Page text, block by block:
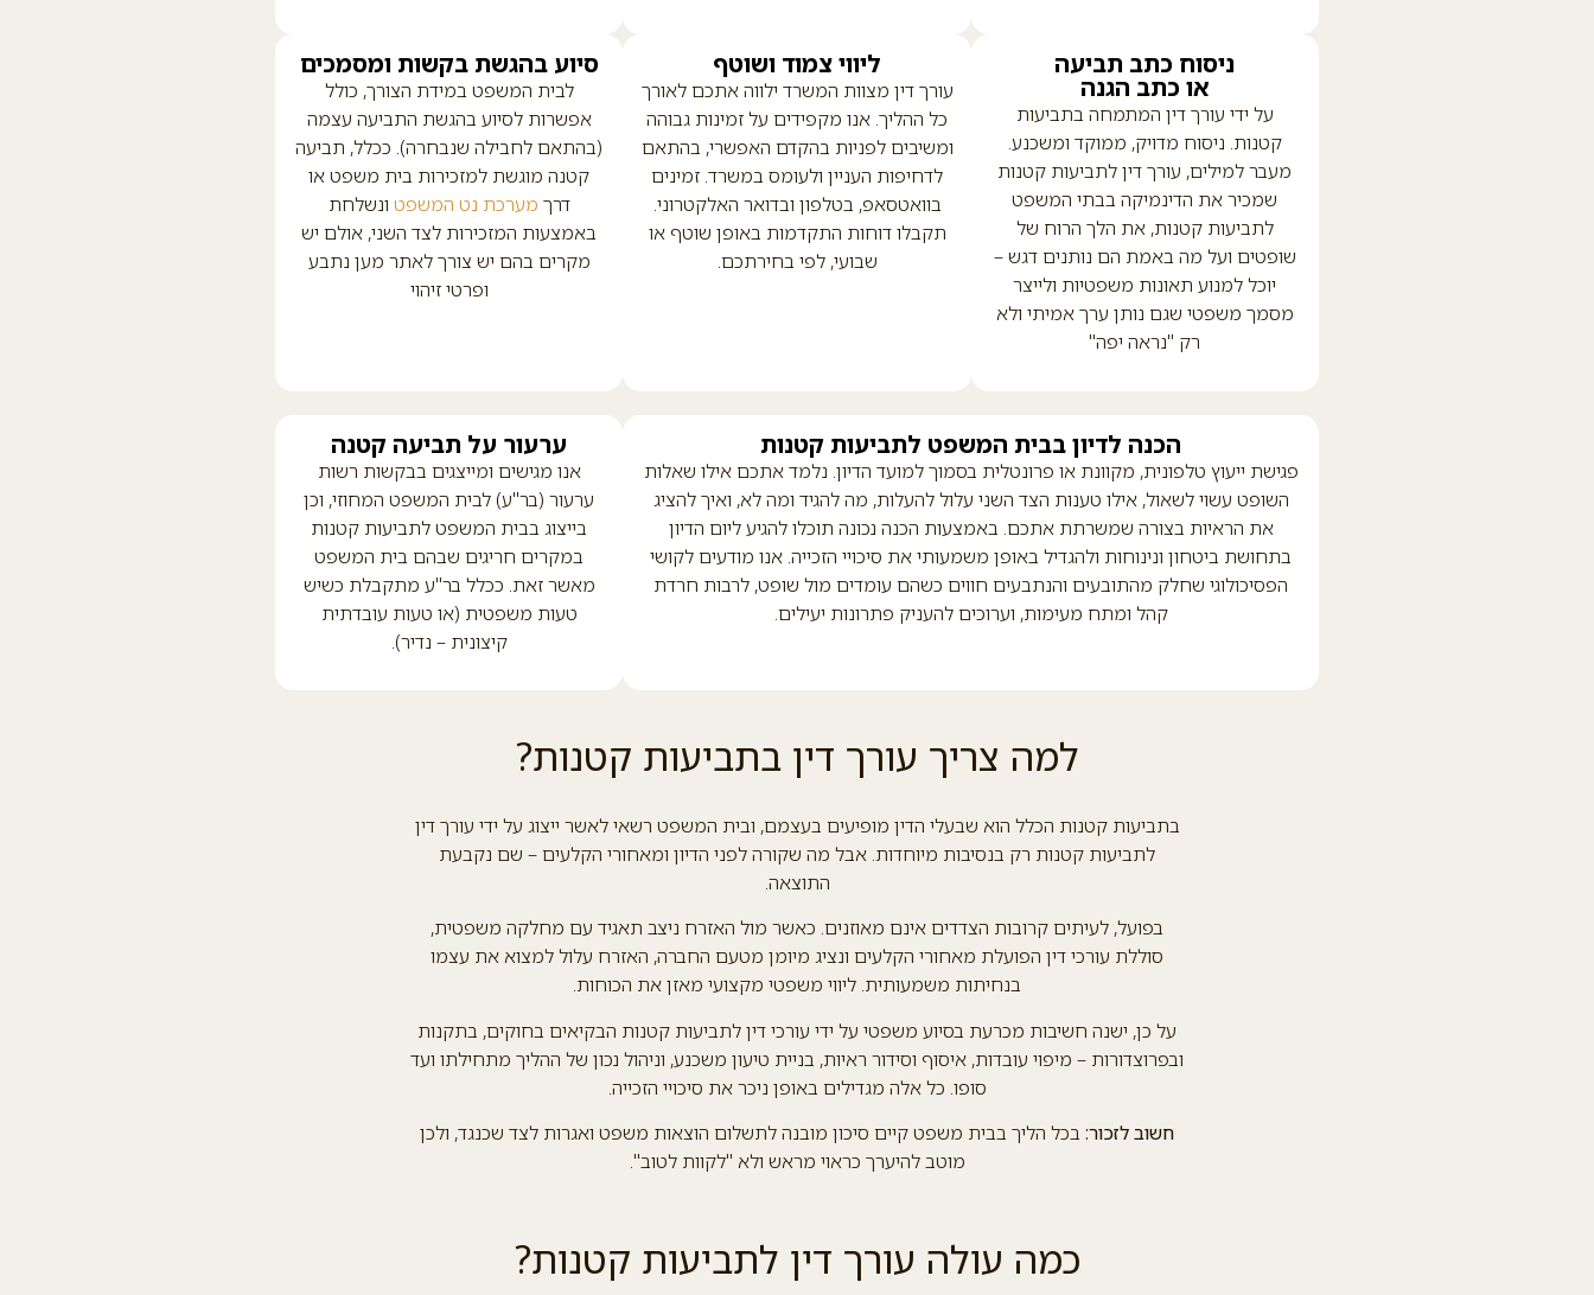
ניסוח כתב תביעה
או כתב הגנה
על ידי עורך דין המתמחה בתביעות
קטנות. ניסוח מדויק, ממוקד ומשכנע.
מעבר למילים, עורך דין לתביעות קטנות
שמכיר את הדינמיקה בבתי המשפט
לתביעות קטנות, את הלך הרוח של
שופטים ועל מה באמת הם נותנים דגש –
יוכל למנוע תאונות משפטיות ולייצר
מסמך משפטי שגם נותן ערך אמיתי ולא
רק "נראה יפה"
ליווי צמוד ושוטף
עורך דין מצוות המשרד ילווה אתכם לאורך
כל ההליך. אנו מקפידים על זמינות גבוהה
ומשיבים לפניות בהקדם האפשרי, בהתאם
לדחיפות העניין ולעומס במשרד. זמינים
בוואטסאפ, בטלפון ובדואר האלקטרוני.
תקבלו דוחות התקדמות באופן שוטף או
שבועי, לפי בחירתכם.
סיוע בהגשת בקשות ומסמכים
לבית המשפט במידת הצורך, כולל
אפשרות לסיוע בהגשת התביעה עצמה
(בהתאם לחבילה שנבחרה). ככלל, תביעה
קטנה מוגשת למזכירות בית משפט או
דרך מערכת נט המשפט ונשלחת
באמצעות המזכירות לצד השני, אולם יש
מקרים בהם יש צורך לאתר מען נתבע
ופרטי זיהוי
הכנה לדיון בבית המשפט לתביעות קטנות
פגישת ייעוץ טלפונית, מקוונת או פרונטלית בסמוך למועד הדיון. נלמד אתכם אילו שאלות
השופט עשוי לשאול, אילו טענות הצד השני עלול להעלות, מה להגיד ומה לא, ואיך להציג
את הראיות בצורה שמשרתת אתכם. באמצעות הכנה נכונה תוכלו להגיע ליום הדיון
בתחושת ביטחון ונינוחות ולהגדיל באופן משמעותי את סיכויי הזכייה. אנו מודעים לקושי
הפסיכולוגי שחלק מהתובעים והנתבעים חווים כשהם עומדים מול שופט, לרבות חרדת
קהל ומתח מעימות, וערוכים להעניק פתרונות יעילים.
ערעור על תביעה קטנה
אנו מגישים ומייצגים בבקשות רשות
ערעור (בר"ע) לבית המשפט המחוזי, וכן
בייצוג בבית המשפט לתביעות קטנות
במקרים חריגים שבהם בית המשפט
מאשר זאת. ככלל בר"ע מתקבלת כשיש
טעות משפטית (או טעות עובדתית
קיצונית – נדיר).
למה צריך עורך דין בתביעות קטנות?
בתביעות קטנות הכלל הוא שבעלי הדין מופיעים בעצמם, ובית המשפט רשאי לאשר ייצוג על ידי עורך דין
לתביעות קטנות רק בנסיבות מיוחדות. אבל מה שקורה לפני הדיון ומאחורי הקלעים – שם נקבעת
התוצאה.
בפועל, לעיתים קרובות הצדדים אינם מאוזנים. כאשר מול האזרח ניצב תאגיד עם מחלקה משפטית,
סוללת עורכי דין הפועלת מאחורי הקלעים ונציג מיומן מטעם החברה, האזרח עלול למצוא את עצמו
בנחיתות משמעותית. ליווי משפטי מקצועי מאזן את הכוחות.
על כן, ישנה חשיבות מכרעת בסיוע משפטי על ידי עורכי דין לתביעות קטנות הבקיאים בחוקים, בתקנות
ובפרוצדורות – מיפוי עובדות, איסוף וסידור ראיות, בניית טיעון משכנע, וניהול נכון של ההליך מתחילתו ועד
סופו. כל אלה מגדילים באופן ניכר את סיכויי הזכייה.
חשוב לזכור: בכל הליך בבית משפט קיים סיכון מובנה לתשלום הוצאות משפט ואגרות לצד שכנגד, ולכן
מוטב להיערך כראוי מראש ולא "לקוות לטוב".
כמה עולה עורך דין לתביעות קטנות?